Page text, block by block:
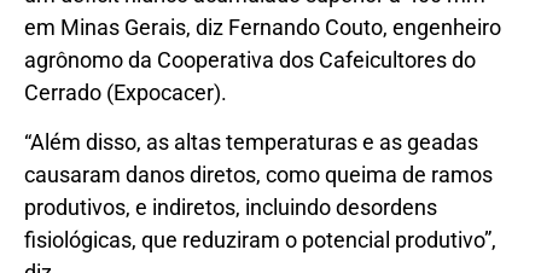
em Minas Gerais, diz Fernando Couto, engenheiro
agrônomo da Cooperativa dos Cafeicultores do
Cerrado (Expocacer).
“Além disso, as altas temperaturas e as geadas
causaram danos diretos, como queima de ramos
produtivos, e indiretos, incluindo desordens
fisiológicas, que reduziram o potencial produtivo”,